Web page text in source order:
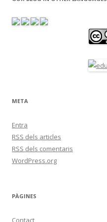
META
Entra
RSS dels articles
RSS dels comentaris
WordPress.org
PÀGINES
Contact